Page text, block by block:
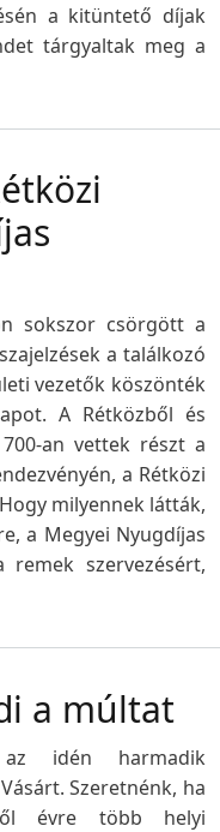
a kitüntető díjak
tárgyaltak meg a
sokszor csörgött a
a találkozó
vezetők köszönték
A Rétközből és
an vettek részt a
a Rétközi
milyennek látták,
a Megyei Nyugdíjas
remek szervezésért,
a múltat
az idén harmadik
Szeretnénk, ha
évre több helyi